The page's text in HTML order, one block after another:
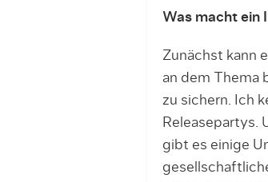
Was macht ein
Zunächst kann
an dem Thema
zu sichern. Ich
Releasepartys.
gibt es einige